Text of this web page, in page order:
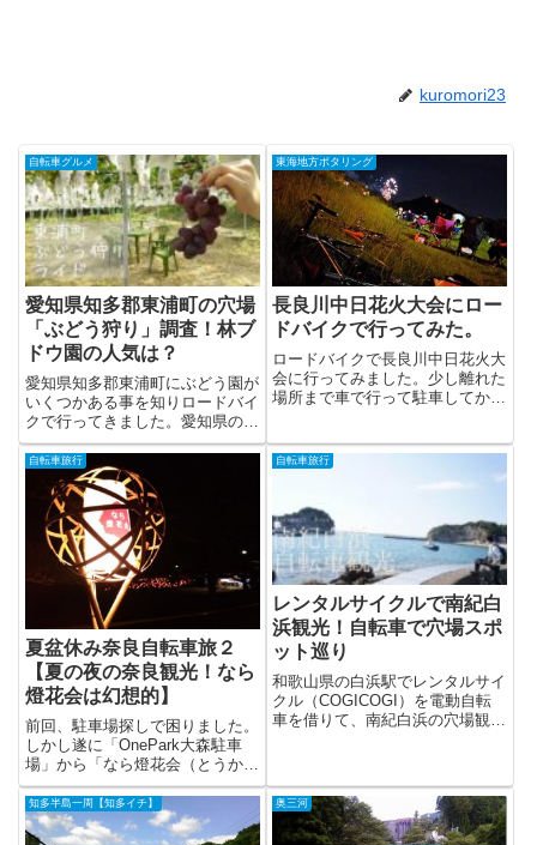
kuromori23
自転車グルメ
愛知県知多郡東浦町の穴場
「ぶどう狩り」調査！林ブ
ドウ園の人気は？
愛知県知多郡東浦町にぶどう園が
いくつかある事を知りロードバイ
クで行ってきました。愛知県のぶ
どう狩りと...
東海地方ポタリング
長良川中日花火大会にロー
ドバイクで行ってみた。
ロードバイクで長良川中日花火大
会に行ってみました。少し離れた
場所まで車で行って駐車してから
自転車旅行
夏盆休み奈良自転車旅２
【夏の夜の奈良観光！なら
燈花会は幻想的】
前回、駐車場探しで困りました。
しかし遂に「OnePark大森駐車
場」から「なら燈花会（とうか
え）」会...
自転車旅行
レンタルサイクルで南紀白
浜観光！自転車で穴場スポ
ット巡り
和歌山県の白浜駅でレンタルサイ
クル（COGICOGI）を電動自転
車を借りて、南紀白浜の穴場観光
知多半島一周【知多イチ】 奥三河